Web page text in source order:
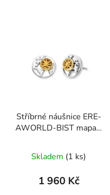
Stříbrné náušnice ERE-
AWORLD-BIST mapa a
Skladem (1 ks)
1 960 Kč